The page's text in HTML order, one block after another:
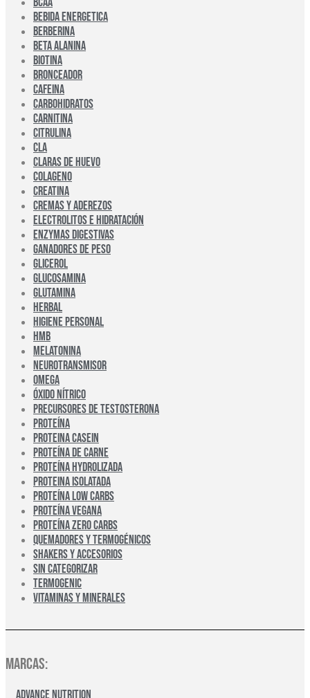
BEBIDA ENERGETICA
BERBERINA
BETA ALANINA
BIOTINA
BRONCEADOR
CAFEINA
CARBOHIDRATOS
CARNITINA
CITRULINA
CLA
CLARAS DE HUEVO
COLAGENO
CREATINA
CREMAS Y ADEREZOS
ELECTROLITOS E HIDRATACIÓN
ENZYMAS DIGESTIVAS
GANADORES DE PESO
GLICEROL
GLUCOSAMINA
GLUTAMINA
HERBAL
HIGIENE PERSONAL
HMB
MELATONINA
NEUROTRANSMISOR
OMEGA
ÓXIDO NÍTRICO
PRECURSORES DE TESTOSTERONA
PROTEÍNA
PROTEINA CASEIN
PROTEÍNA DE CARNE
PROTEÍNA HYDROLIZADA
PROTEINA ISOLATADA
PROTEÍNA LOW CARBS
PROTEÍNA VEGANA
PROTEÍNA ZERO CARBS
QUEMADORES Y TERMOGÉNICOS
SHAKERS Y ACCESORIOS
SIN CATEGORIZAR
TERMOGENIC
VITAMINAS Y MINERALES
Marcas:
Advance Nutrition